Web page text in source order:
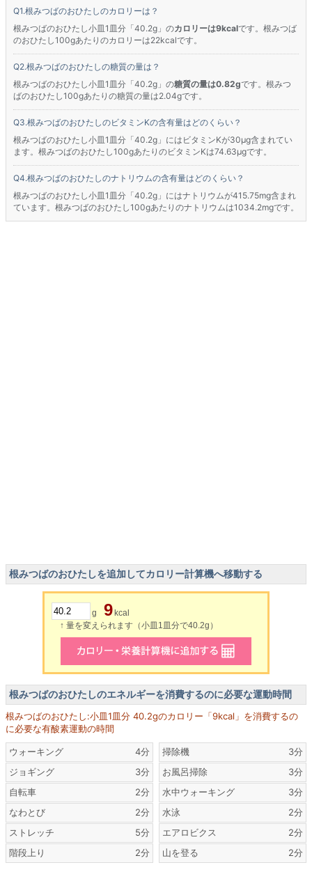
根みつばのおひたしのカロリーは？
根みつばのおひたし小皿1皿分「40.2g」のカロリーは9kcalです。根みつば
のおひたし100gあたりのカロリーは22kcalです。
根みつばのおひたしの糖質の量は？
根みつばのおひたし小皿1皿分「40.2g」の糖質の量は0.82gです。根みつ
ばのおひたし100gあたりの糖質の量は2.04gです。
根みつばのおひたしのビタミンKの含有量はどのくらい？
根みつばのおひたし小皿1皿分「40.2g」にはビタミンKが30μg含まれてい
ます。根みつばのおひたし100gあたりのビタミンKは74.63μgです。
根みつばのおひたしのナトリウムの含有量はどのくらい？
根みつばのおひたし小皿1皿分「40.2g」にはナトリウムが415.75mg含まれ
ています。根みつばのおひたし100gあたりのナトリウムは1034.2mgです。
根みつばのおひたしを追加してカロリー計算機へ移動する
g 9 kcal
↑ 量を変えられます（小皿1皿分で40.2g）
根みつばのおひたしのエネルギーを消費するのに必要な運動時間
根みつばのおひたし:小皿1皿分 40.2gのカロリー「9kcal」を消費するの
に必要な有酸素運動の時間
ウォーキング
4分
ジョギング
3分
自転車
2分
なわとび
2分
ストレッチ
5分
階段上り
2分
掃除機
3分
お風呂掃除
3分
水中ウォーキング
3分
水泳
2分
エアロビクス
2分
山を登る
2分